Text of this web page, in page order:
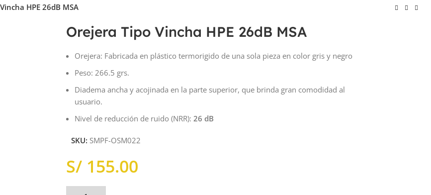
HPE 26dB MSA
Orejera Tipo Vincha HPE 26dB MSA
Orejera: Fabricada en plástico termorigido de una sola pieza en color gris y negro
Peso: 266.5 grs.
Diadema ancha y acojinada en la parte superior, que brinda gran comodidad al
usuario.
Nivel de reducción de ruido (NRR): 26 dB
SKU: SMPF-OSM022
S/